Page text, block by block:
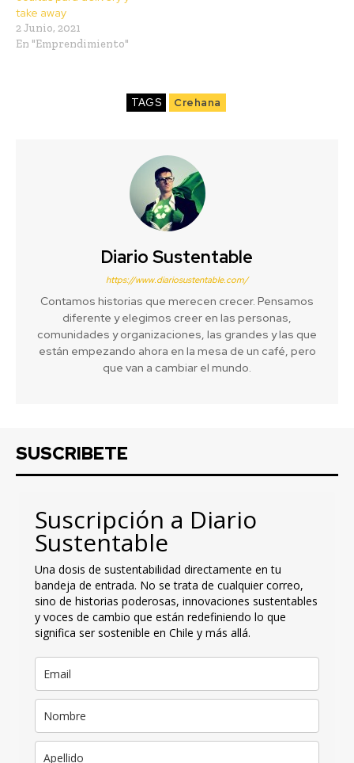
take away
2 Junio, 2021
En "Emprendimiento"
TAGS Crehana
Diario Sustentable
https://www.diariosustentable.com/
Contamos historias que merecen crecer. Pensamos
diferente y elegimos creer en las personas,
comunidades y organizaciones, las grandes y las que
están empezando ahora en la mesa de un café, pero
que van a cambiar el mundo.
SUSCRIBETE
Suscripción a Diario
Sustentable
Una dosis de sustentabilidad directamente en tu
bandeja de entrada. No se trata de cualquier correo,
sino de historias poderosas, innovaciones sustentables
y voces de cambio que están redefiniendo lo que
significa ser sostenible en Chile y más allá.